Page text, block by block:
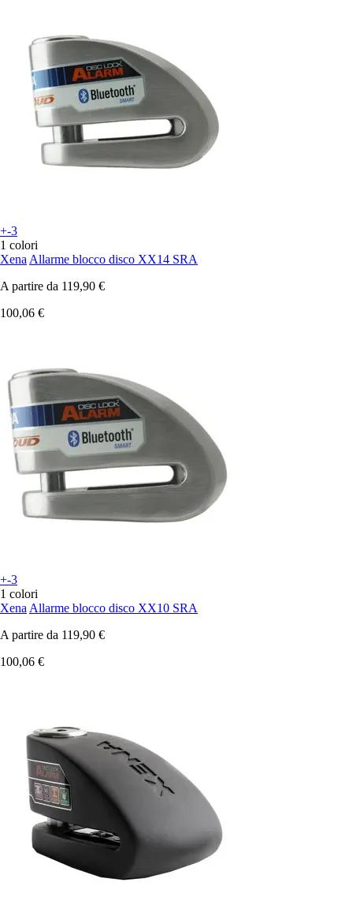
+-3
1 colori
Xena Allarme blocco disco XX14 SRA
A partire da 119,90 €
100,06 €
+-3
1 colori
Xena Allarme blocco disco XX10 SRA
A partire da 119,90 €
100,06 €